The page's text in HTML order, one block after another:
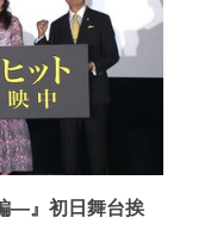
―』初日舞台挨